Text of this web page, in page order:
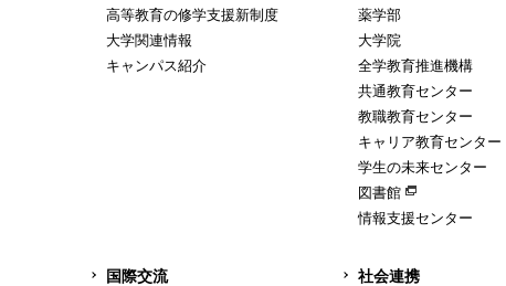
高等教育の修学支援新制度
大学関連情報
キャンパス紹介
薬学部
大学院
全学教育推進機構
共通教育センター
教職教育センター
キャリア教育センター
学生の未来センター
図書館
情報支援センター
国際交流 社会連携